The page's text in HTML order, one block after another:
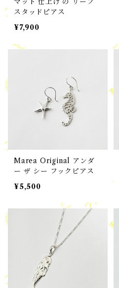
スタッドピアス
¥7,900
Marea Original アンダ
ー ザ シー フックピアス
¥5,500